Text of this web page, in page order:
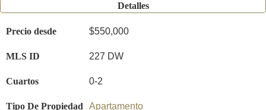
Detalles
Precio desde $550,000
MLS ID 227 DW
Cuartos 0-2
Tipo De Propiedad Apartamento